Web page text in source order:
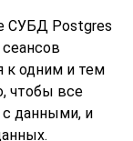
СУБД Postgres
к одним и тем
чтобы все
данными, и